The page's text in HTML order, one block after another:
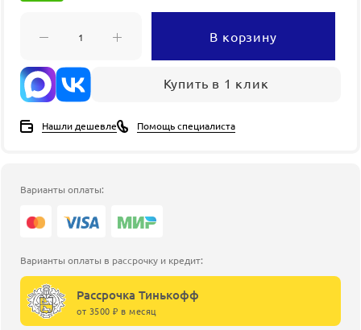
В корзину
Купить в 1 клик
Нашли дешевле Помощь специалиста
Варианты оплаты:
Варианты оплаты в рассрочку и кредит:
Рассрочка Тинькофф
от 3500 ₽ в месяц